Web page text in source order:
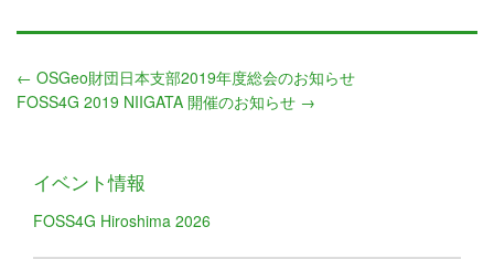
← OSGeo財団日本支部2019年度総会のお知らせ
FOSS4G 2019 NIIGATA 開催のお知らせ →
イベント情報
FOSS4G Hiroshima 2026